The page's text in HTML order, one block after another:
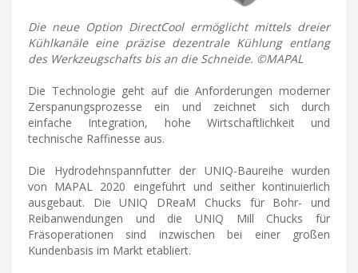
Die neue Option DirectCool ermöglicht mittels dreier
Kühlkanäle eine präzise dezentrale Kühlung entlang
des Werkzeugschafts bis an die Schneide. ©MAPAL
Die Technologie geht auf die Anforderungen moderner
Zerspanungsprozesse ein und zeichnet sich durch
einfache Integration, hohe Wirtschaftlichkeit und
technische Raffinesse aus.
Die Hydrodehnspannfutter der UNIQ-Baureihe wurden
von MAPAL 2020 eingeführt und seither kontinuierlich
ausgebaut. Die UNIQ DReaM Chucks für Bohr- und
Reibanwendungen und die UNIQ Mill Chucks für
Fräsoperationen sind inzwischen bei einer großen
Kundenbasis im Markt etabliert.